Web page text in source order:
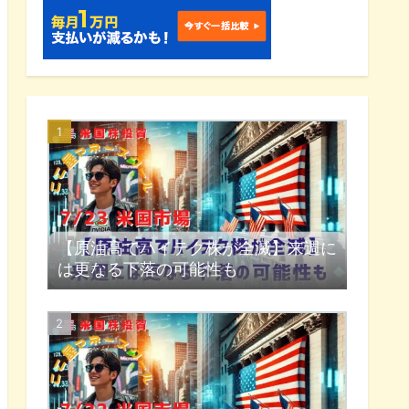
【原油高でハイテク株が全滅】来週に
は更なる下落の可能性も